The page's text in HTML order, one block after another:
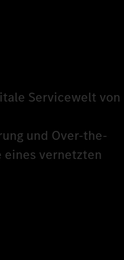
Servicewelt von
und Over-the-
vernetzten